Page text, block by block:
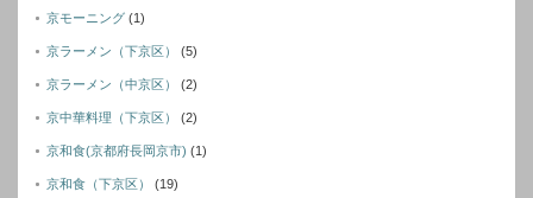
京モーニング (1)
京ラーメン（下京区） (5)
京ラーメン（中京区） (2)
京中華料理（下京区） (2)
京和食(京都府長岡京市) (1)
京和食（下京区） (19)